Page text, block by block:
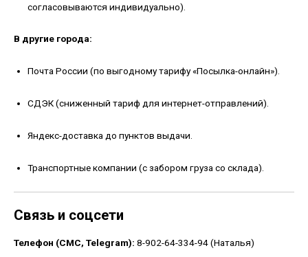
согласовываются индивидуально).
В другие города:
Почта России (по выгодному тарифу «Посылка-онлайн»).
СДЭК (сниженный тариф для интернет-отправлений).
Яндекс-доставка до пунктов выдачи.
Транспортные компании (с забором груза со склада).
Связь и соцсети
Телефон (СМС, Telegram): 8-902-64-334-94 (Наталья)